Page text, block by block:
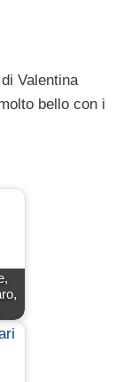
Valentina
bello con i